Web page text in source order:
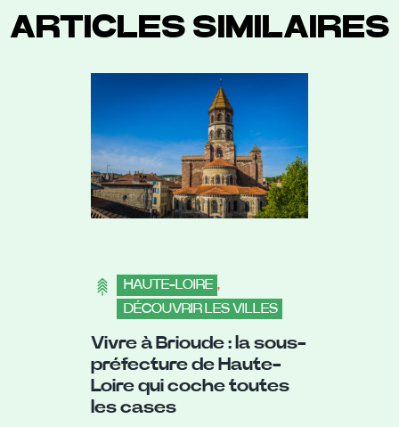
ARTICLES SIMILAIRES
HAUTE-LOIRE ,
DÉCOUVRIR LES VILLES
Vivre à Brioude : la sous-
préfecture de Haute-
Loire qui coche toutes
les cases